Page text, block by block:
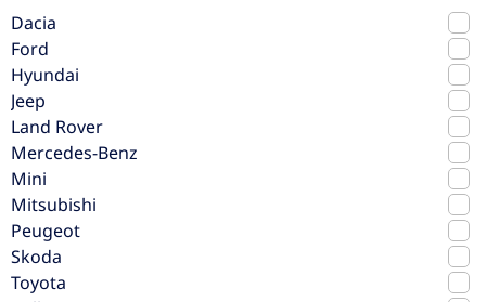
Ford Focus 1.0 Ecoboost 6MT
MHEV Titanium
2022
57.605 km
Dacia
Ford
Hyundai
Jeep
Land Rover
Mercedes-Benz
Mini
Mitsubishi
Peugeot
Skoda
Toyota